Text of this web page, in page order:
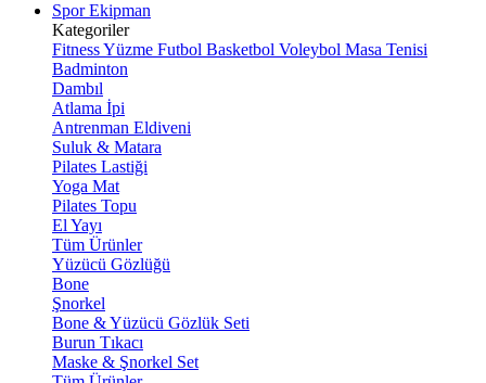
Spor Ekipman
Kategoriler
FitnessYüzme Futbol Basketbol Voleybol Masa Tenisi
Badminton
Dambıl
Atlama İpi
Antrenman Eldiveni
Suluk & Matara
Pilates Lastiği
Yoga Mat
Pilates Topu
El Yayı
Tüm Ürünler
Yüzücü Gözlüğü
Bone
Şnorkel
Bone & Yüzücü Gözlük Seti
Burun Tıkacı
Maske & Şnorkel Set